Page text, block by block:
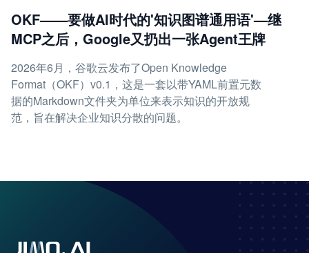
OKF——要做AI时代的'知识图谱通用语'—继
MCP之后，Google又扔出一张Agent王牌
2026年6月，谷歌云发布了Open Knowledge
Format（OKF）v0.1，这是一套以带YAML前置元数
据的Markdown文件夹为单位来表示知识的开放规
范，旨在解决企业知识分散的问题。